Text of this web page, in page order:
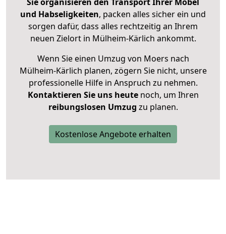
und Habseligkeiten, packen alles sicher ein und
sorgen dafür, dass alles rechtzeitig an Ihrem
neuen Zielort in Mülheim-Kärlich ankommt.
Wenn Sie einen Umzug von Moers nach
Mülheim-Kärlich planen, zögern Sie nicht, unsere
professionelle Hilfe in Anspruch zu nehmen.
Kontaktieren Sie uns heutenoch, um Ihren
reibungslosen Umzug zu planen.
Kostenlose Angebote erhalten